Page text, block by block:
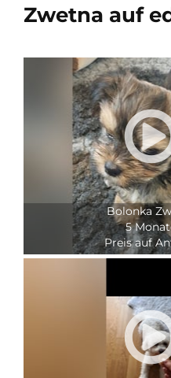
Zwetna auf
Bolonka
5
Preis auf